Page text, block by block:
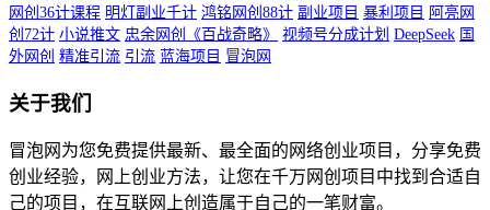
网创36计课程 明灯副业千计 鸿铭网创88计 副业项目 暴利项目 阿亮网
创72计 小说推文 忠余网创《百战奇略》 视频号分成计划 DeepSeek 国
外网创 精准引流 引流 蓝海项目 冒泡网
关于我们
冒泡网为您免费提供最新、最全面的网络创业项目，分享免费
创业经验，网上创业方法，让您在千万网创项目中找到合适自
己的项目，在互联网上创造属于自己的一笔财富。